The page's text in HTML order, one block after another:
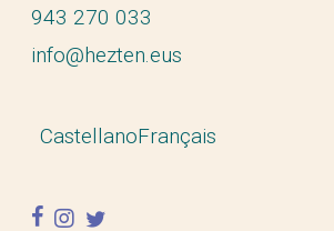
943 270 033
info@hezten.eus
CastellanoFrançais
facebook
instagram
twitter